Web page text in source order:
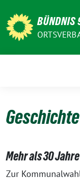
zum
Inhalt
BÜNDNIS
Geschichte
Mehr als 30
Zur